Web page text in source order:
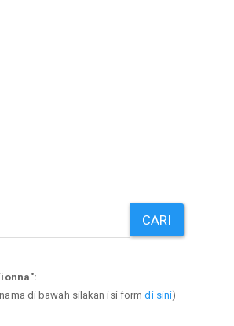
CARI
di bawah silakan isi formdi sini)